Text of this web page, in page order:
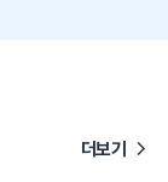
더보기